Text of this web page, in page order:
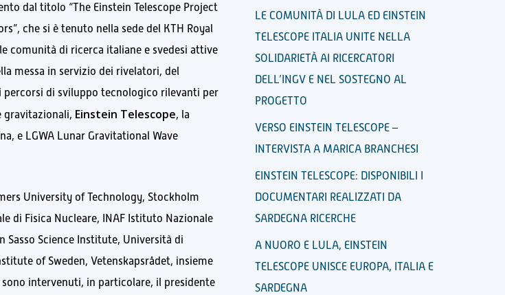
dal titolo “The Einstein Telescope Project
che si è tenuto nella sede del KTH Royal
comunità di ricerca italiane e svedesi attive
messa in servizio dei rivelatori, del
percorsi di sviluppo tecnologico rilevanti per
gravitazionali, Einstein Telescope, la
e LGWA Lunar Gravitational Wave
University of Technology, Stockholm
di Fisica Nucleare, INAF Istituto Nazionale
Sasso Science Institute, Università di
of Sweden, Vetenskapsrådet, insieme
sono intervenuti, in particolare, il presidente
LE COMUNITÀ DI LULA ED EINSTEIN
TELESCOPE ITALIA UNITE NELLA
SOLIDARIETÀ AI RICERCATORI
DELL’INGV E NEL SOSTEGNO AL
PROGETTO
VERSO EINSTEIN TELESCOPE –
INTERVISTA A MARICA BRANCHESI
EINSTEIN TELESCOPE: DISPONIBILI I
DOCUMENTARI REALIZZATI DA
SARDEGNA RICERCHE
A NUORO E LULA, EINSTEIN
TELESCOPE UNISCE EUROPA, ITALIA E
SARDEGNA